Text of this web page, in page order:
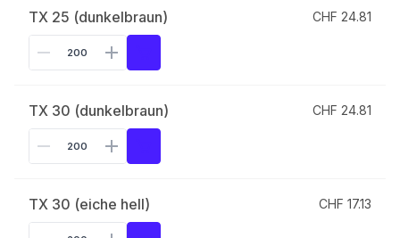
TX 25 (dunkelbraun) CHF 24.81
TX 30 (dunkelbraun) CHF 24.81
TX 30 (eiche hell) CHF 17.13